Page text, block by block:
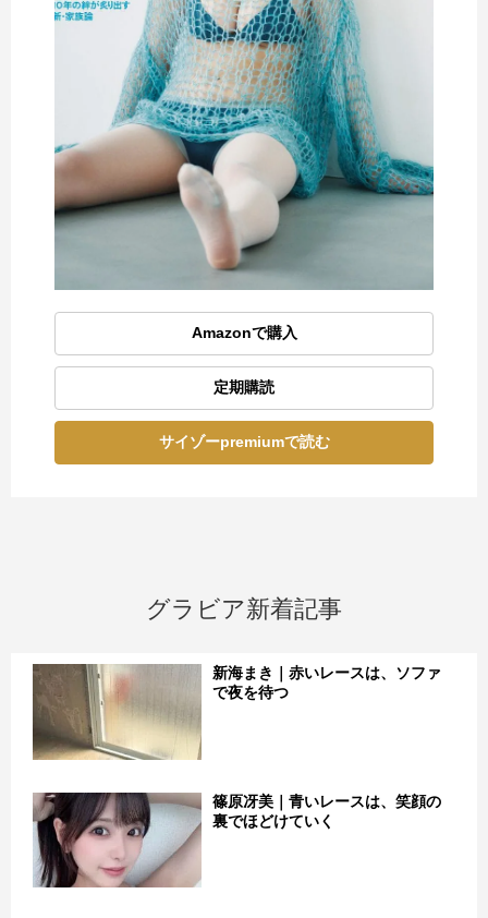
Amazonで購入
定期購読
サイゾーpremiumで読む
グラビア新着記事
新海まき｜赤いレースは、ソファ
で夜を待つ
篠原冴美｜青いレースは、笑顔の
裏でほどけていく